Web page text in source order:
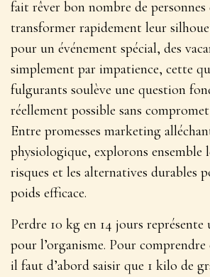
fait rêver bon nombre de personnes
transformer rapidement leur
pour un événement spécial, des
simplement par impatience, cette
fulgurants soulève une question
réellement possible sans
Entre promesses marketing
physiologique, explorons ensemble
risques et les alternatives durables
poids efficace.
Perdre 10 kg en 14 jours représente
pour l’organisme. Pour
il faut d’abord saisir que 1 kilo de